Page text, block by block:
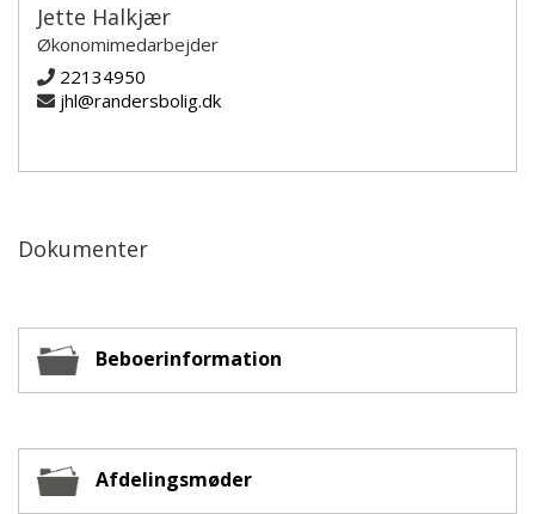
Jette Halkjær
Økonomimedarbejder
22134950
jhl@randersbolig.dk
Dokumenter
Beboerinformation
Afdelingsmøder